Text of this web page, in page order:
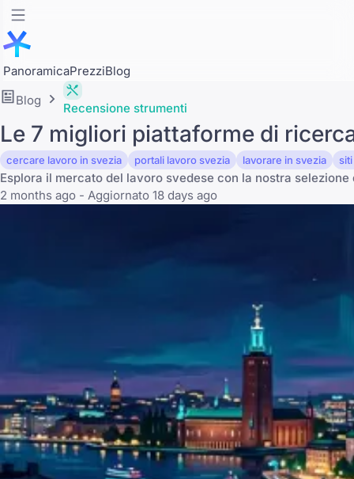
PanoramicaPrezziBlog
Blog
Recensione strumenti
Le 7 migliori piattaforme di
cercare lavoro in svezia portali lavoro svezia lavorare in svezia
Esplora il mercato del lavoro svedese con la nostra
2 months ago - Aggiornato 18 days ago